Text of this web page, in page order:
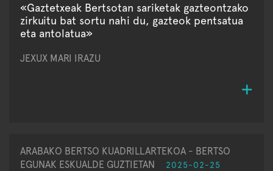
«Gaztetxeak Bertsotan sariketak gazteontzako
zirkuitu bat sortu nahi du, gazteok pentsatua
eta antolatua»
JEXUX MARI IRAZU
ARABAKO BERTSO KUADRILLARTEKOA - BERTSO
EGUNAK ESKUALDE GUZTIETAN
2025-02-25